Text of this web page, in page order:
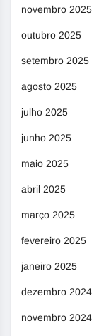
novembro 2025
outubro 2025
setembro 2025
agosto 2025
julho 2025
junho 2025
maio 2025
abril 2025
março 2025
fevereiro 2025
janeiro 2025
dezembro 2024
novembro 2024